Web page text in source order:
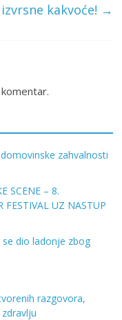
kakvoće! →
zahvalnosti
SCENE – 8.
FESTIVAL UZ NASTUP
se dio ladonje zbog
razgovora,